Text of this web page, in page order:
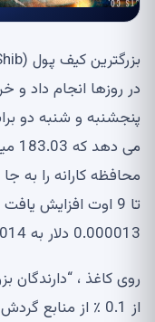
در روزها انجام داد و
تا 9 اوت افزایش
0.000013 دلار به 0.000014 دلار رسید.
روی کاغذ ،
از 0.1 ٪ از